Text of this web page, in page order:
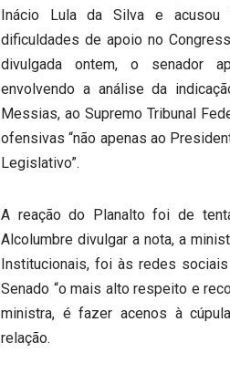
Inácio Lula da Silva e acusou
dificuldades de apoio no
divulgada ontem, o senador
envolvendo a análise da
Messias, ao Supremo Tribunal
ofensivas “não apenas ao
Legislativo”.
A reação do Planalto foi de
Alcolumbre divulgar a nota, a
Institucionais, foi às redes
Senado “o mais alto respeito e
ministra, é fazer acenos à
relação.